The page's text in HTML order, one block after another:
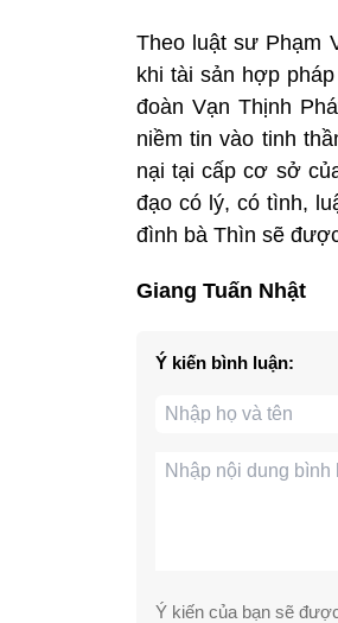
Theo luật sư Phạm
khi tài sản hợp
đoàn Vạn Thịnh
niềm tin vào tinh
nại tại cấp cơ sở
đạo có lý, có tình,
đình bà Thìn sẽ
Giang Tuấn Nhật
Ý kiến bình luận:
Ý kiến của bạn sẽ